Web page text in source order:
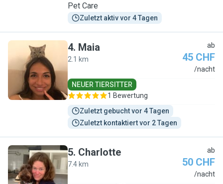
Pet Care
Zuletzt aktiv vor 4 Tagen
M
4. Maia
2.1 km
ab
45 CHF
/nacht
NEUER TIERSITTER
1 Bewertung
Zuletzt gebucht vor 4 Tagen
Zuletzt kontaktiert vor 2 Tagen
C
5. Charlotte
7.4 km
ab
50 CHF
/nacht